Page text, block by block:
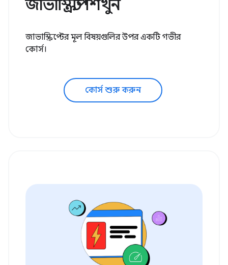
জাভাস্ক্রিপ্ট শিখুন
জাভাস্ক্রিপ্টের মূল বিষয়গুলির উপর একটি গভীর
কোর্স।
কোর্স শুরু করুন